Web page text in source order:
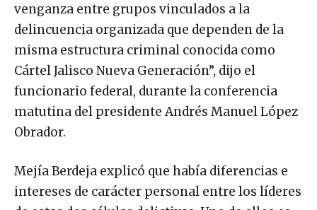
venganza entre grupos vinculados a la
delincuencia organizada que dependen de la
misma estructura criminal conocida como
Cártel Jalisco Nueva Generación”, dijo el
funcionario federal, durante la conferencia
matutina del presidente Andrés Manuel López
Obrador.
Mejía Berdeja explicó que había diferencias e
intereses de carácter personal entre los líderes